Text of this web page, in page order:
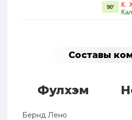
К.
90'
Составы
Фулхэм
Бернд Лено